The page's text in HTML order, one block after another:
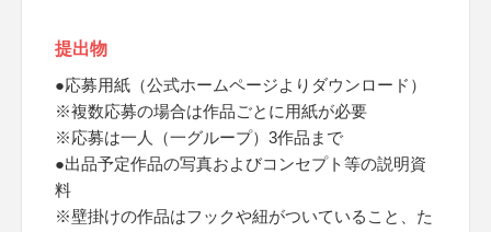
提出物
●応募用紙（公式ホームページよりダウンロード）
※複数応募の場合は作品ごとに用紙が必要
※応募は一人（一グループ）3作品まで
●出品予定作品の写真およびコンセプト等の説明資
料
※壁掛けの作品はフックや紐がついていること、た